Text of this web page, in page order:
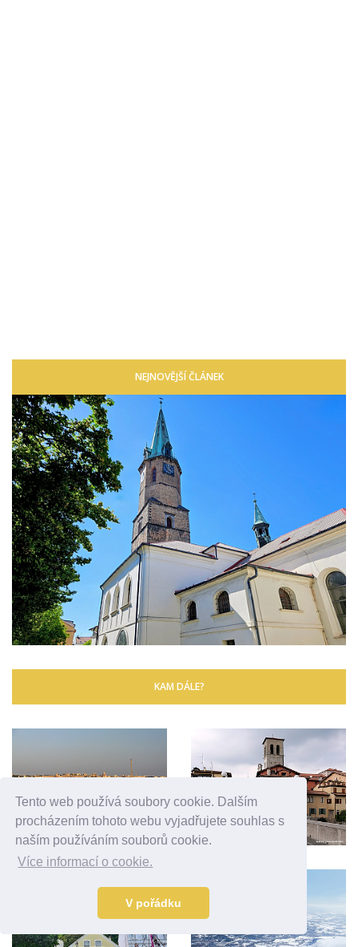
Tento web používá soubory cookie. Dalším
procházením tohoto webu vyjadřujete souhlas s
naším používáním souborů cookie.
Více informací o cookie.
V pořádku
NEJNOVĚJŠÍ ČLÁNEK
KAM DÁLE?